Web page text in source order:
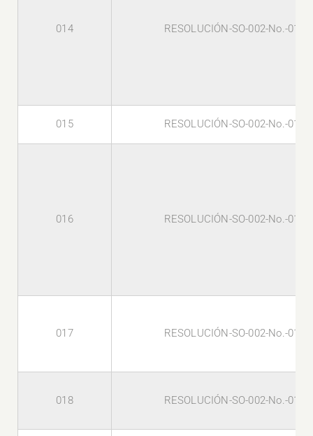
014 RESOLUCIÓN-SO-002-No.-014-
015 RESOLUCIÓN-SO-002-No.-015-
016 RESOLUCIÓN-SO-002-No.-016-
017 RESOLUCIÓN-SO-002-No.-017-
018 RESOLUCIÓN-SO-002-No.-018-